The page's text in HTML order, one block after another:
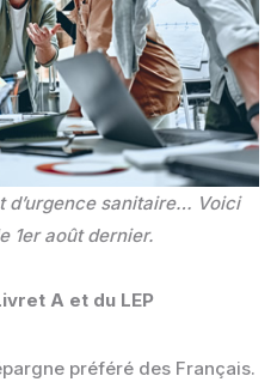
d’urgence sanitaire… Voici
1er août dernier.
A et du LEP
préféré des Français.